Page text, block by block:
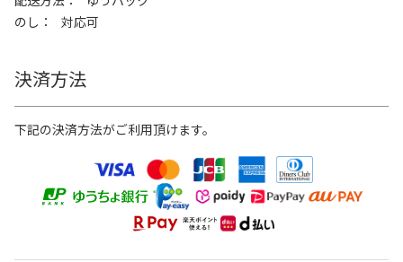
のし
対応可
決済方法
下記の決済方法がご利用頂けます。